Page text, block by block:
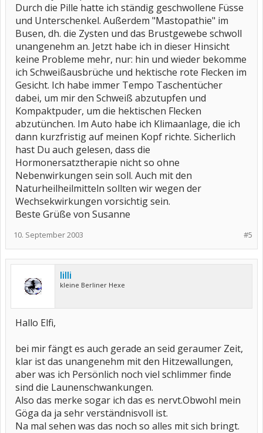
Durch die Pille hatte ich ständig geschwollene Füsse
und Unterschenkel. Außerdem "Mastopathie" im
Busen, dh. die Zysten und das Brustgewebe schwoll
unangenehm an. Jetzt habe ich in dieser Hinsicht
keine Probleme mehr, nur: hin und wieder bekomme
ich Schweißausbrüche und hektische rote Flecken im
Gesicht. Ich habe immer Tempo Taschentücher
dabei, um mir den Schweiß abzutupfen und
Kompaktpuder, um die hektischen Flecken
abzutünchen. Im Auto habe ich Klimaanlage, die ich
dann kurzfristig auf meinen Kopf richte. Sicherlich
hast Du auch gelesen, dass die
Hormonersatztherapie nicht so ohne
Nebenwirkungen sein soll. Auch mit den
Naturheilheilmitteln sollten wir wegen der
Wechsekwirkungen vorsichtig sein.
Beste Grüße von Susanne
#5
10. September 2003
lilli
kleine Berliner Hexe
Hallo Elfi,
bei mir fängt es auch gerade an seid geraumer Zeit,
klar ist das unangenehm mit den Hitzewallungen,
aber was ich Persönlich noch viel schlimmer finde
sind die Launenschwankungen.
Also das merke sogar ich das es nervt.Obwohl mein
Göga da ja sehr verständnisvoll ist.
Na mal sehen was das noch so alles mit sich bringt.